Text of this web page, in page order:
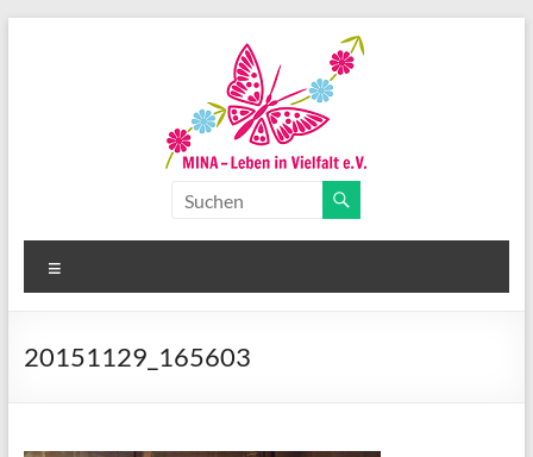
Leben
in
Vielfalt
e.V.
20151129_165603